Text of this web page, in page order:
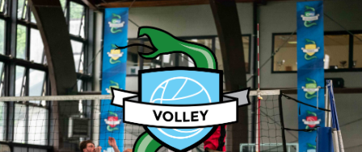
Skip
to
content